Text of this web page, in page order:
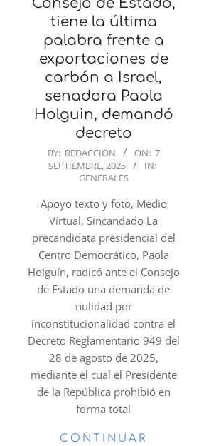
Consejo de Estado,
tiene la última
palabra frente a
exportaciones de
carbón a Israel,
senadora Paola
Holguin, demandó
decreto
2025-BY: REDACCION ON: 7
SEPTIEMBRE, 2025
IN:
GENERALES
Apoyo texto y foto, Medio
Virtual, Sincandado La
precandidata presidencial del
Centro Democrático, Paola
Holguín, radicó ante el Consejo
de Estado una demanda de
nulidad por
inconstitucionalidad contra el
Decreto Reglamentario 949 del
28 de agosto de 2025,
mediante el cual el Presidente
de la República prohibió en
forma total
CONTINUAR